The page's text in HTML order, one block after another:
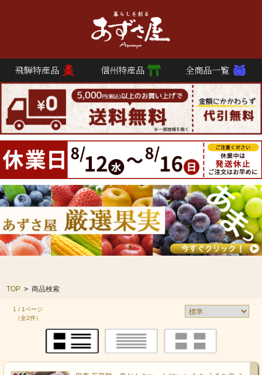
飛騨特産品 信州特産品 全商品一覧
TOP > 商品検索
1 / 1ページ
（全2件）